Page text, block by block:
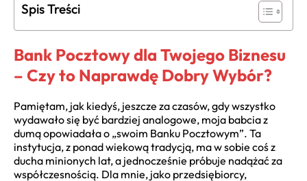
Spis Treści
Bank Pocztowy dla Twojego Biznesu
– Czy to Naprawdę Dobry Wybór?
Pamiętam, jak kiedyś, jeszcze za czasów, gdy wszystko
wydawało się być bardziej analogowe, moja babcia z
dumą opowiadała o „swoim Banku Pocztowym”. Ta
instytucja, z ponad wiekową tradycją, ma w sobie coś z
ducha minionych lat, a jednocześnie próbuje nadążać za
współczesnością. Dla mnie, jako przedsiębiorcy,